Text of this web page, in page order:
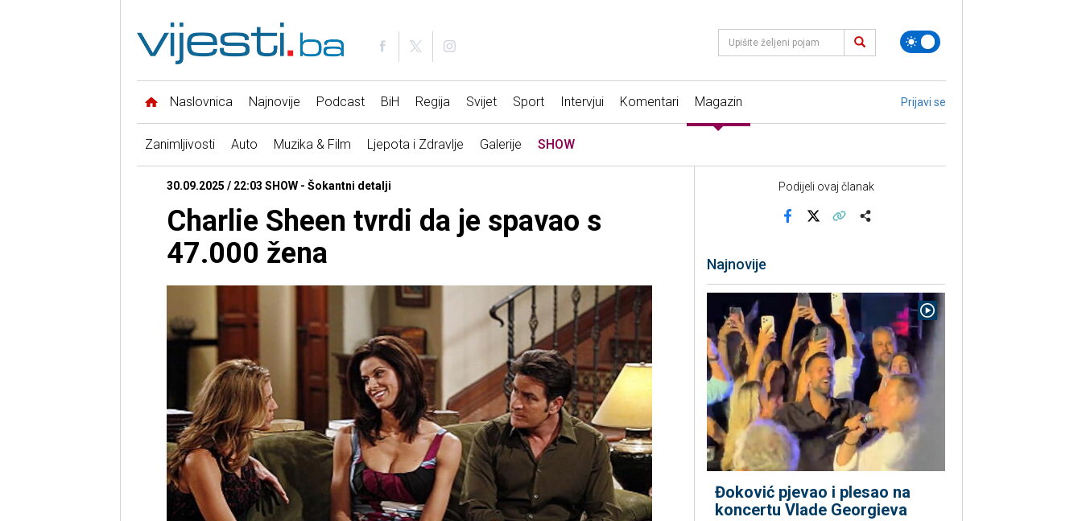
Naslovnica Najnovije Podcast BiH Regija Svijet Sport Intervjui Komentari Magazin Prijavi se
Zanimljivosti Auto Muzika & Film Ljepota i Zdravlje Galerije SHOW
30.09.2025 / 22:03 SHOW - Šokantni detalji
Charlie Sheen tvrdi da je spavao s
47.000 žena
Podijeli ovaj članak
Najnovije
Đoković pjevao i plesao na
koncertu Vlade Georgieva